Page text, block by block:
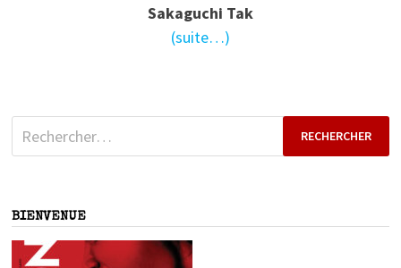
Sakaguchi Tak
(suite…)
Rechercher :
BIENVENUE